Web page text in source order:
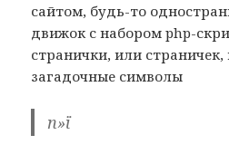
сайтом, будь-то
движок с набором php-
странички, или
загадочные символы
п»ї